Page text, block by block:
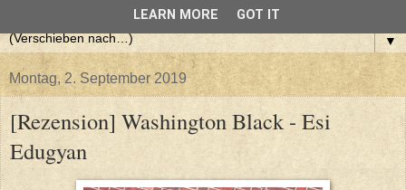
▼
Montag, 2. September 2019
[Rezension] Washington Black - Esi
Edugyan
LEARN MORE GOT IT